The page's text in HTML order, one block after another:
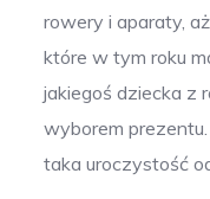
rowery i aparaty,
które w tym roku
jakiegoś dziecka z
wyborem
taka uroczystość